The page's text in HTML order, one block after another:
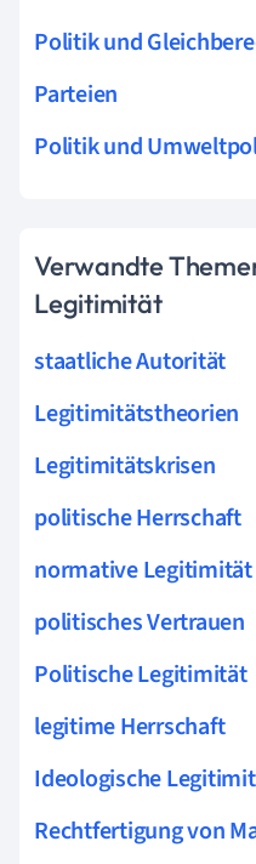
Politik und
Parteien
Politik und
Verwandte
Legitimität
staatliche Autorität
Legitimitätstheorien
Legitimitätskrisen
politische Herrschaft
normative Legitimität
politisches Vertrauen
Politische Legitimität
legitime Herrschaft
Ideologische
Rechtfertigung von